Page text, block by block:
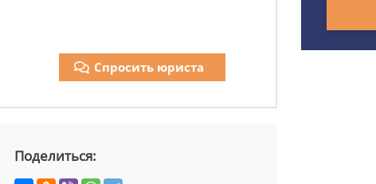
Спросить юриста
Поделиться: